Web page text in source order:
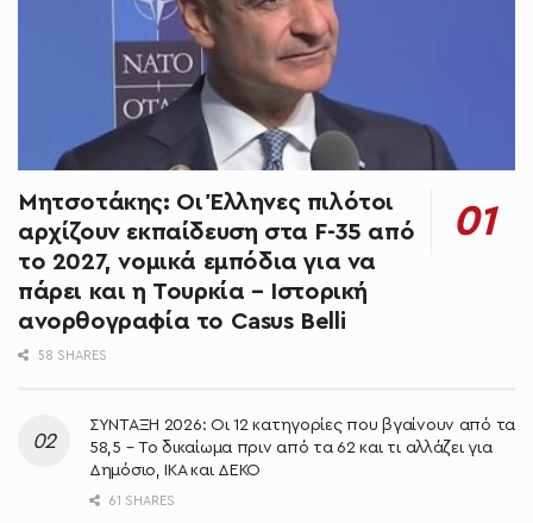
Μητσοτάκης: Oι Έλληνες πιλότοι
αρχίζουν εκπαίδευση στα F-35 από
το 2027, νομικά εμπόδια για να
πάρει και η Τουρκία – Ιστορική
ανορθογραφία το Casus Belli
58 SHARES
ΣΥΝΤΑΞΗ 2026: Οι 12 κατηγορίες που βγαίνουν από τα
58,5 – Το δικαίωμα πριν από τα 62 και τι αλλάζει για
Δημόσιο, ΙΚΑ και ΔΕΚΟ
61 SHARES